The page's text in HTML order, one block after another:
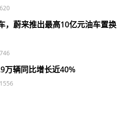
620
，蔚来推出最高10亿元油车置换
746
万辆同比增长近40%
1556